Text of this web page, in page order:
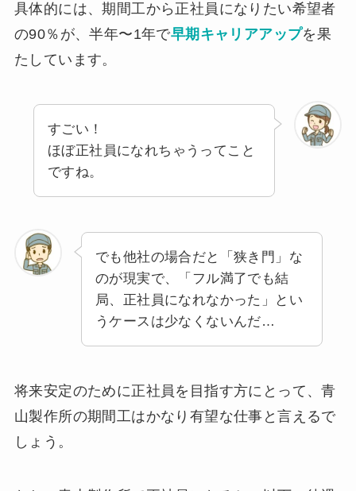
具体的には、期間工から正社員になりたい希望者
の90％が、半年〜1年で早期キャリアアップを果
たしています。
すごい！
ほぼ正社員になれちゃうってこと
ですね。
でも他社の場合だと「狭き門」な
のが現実で、「フル満了でも結
局、正社員になれなかった」とい
うケースは少なくないんだ…
将来安定のために正社員を目指す方にとって、青
山製作所の期間工はかなり有望な仕事と言えるで
しょう。